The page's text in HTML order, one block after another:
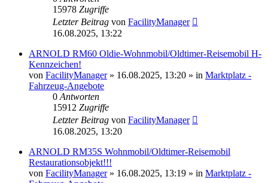
15978 Zugriffe
Letzter Beitrag von FacilityManager
16.08.2025, 13:22
ARNOLD RM60 Oldie-Wohnmobil/Oldtimer-Reisemobil H-
Kennzeichen!
von FacilityManager» 16.08.2025, 13:20 » in Marktplatz -
Fahrzeug-Angebote
0Antworten
15912 Zugriffe
Letzter Beitrag von FacilityManager
16.08.2025, 13:20
ARNOLD RM35S Wohnmobil/Oldtimer-Reisemobil
Restaurationsobjekt!!!
von FacilityManager» 16.08.2025, 13:19 » in Marktplatz -